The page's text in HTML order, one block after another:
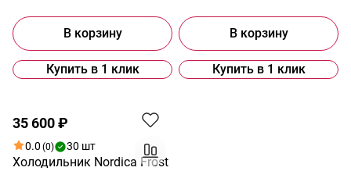
В корзину
Купить в 1 клик
В корзину
Купить в 1 клик
35 600 ₽
0.0 (0) 30 шт
Холодильник Nordica Frost